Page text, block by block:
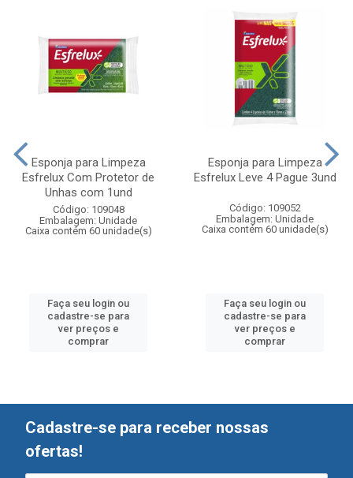
Esponja para Limpeza
Esfrelux Com Protetor de
Unhas com 1und
Código: 109048
Embalagem: Unidade
Caixa contém 60 unidade(s)
Faça seu login ou
cadastre-se para
ver preços e
comprar
Esponja para Limpeza
Esfrelux Leve 4 Pague 3und
Código: 109052
Embalagem: Unidade
Caixa contém 60 unidade(s)
Faça seu login ou
cadastre-se para
ver preços e
comprar
Cadastre-se para receber nossas
ofertas!